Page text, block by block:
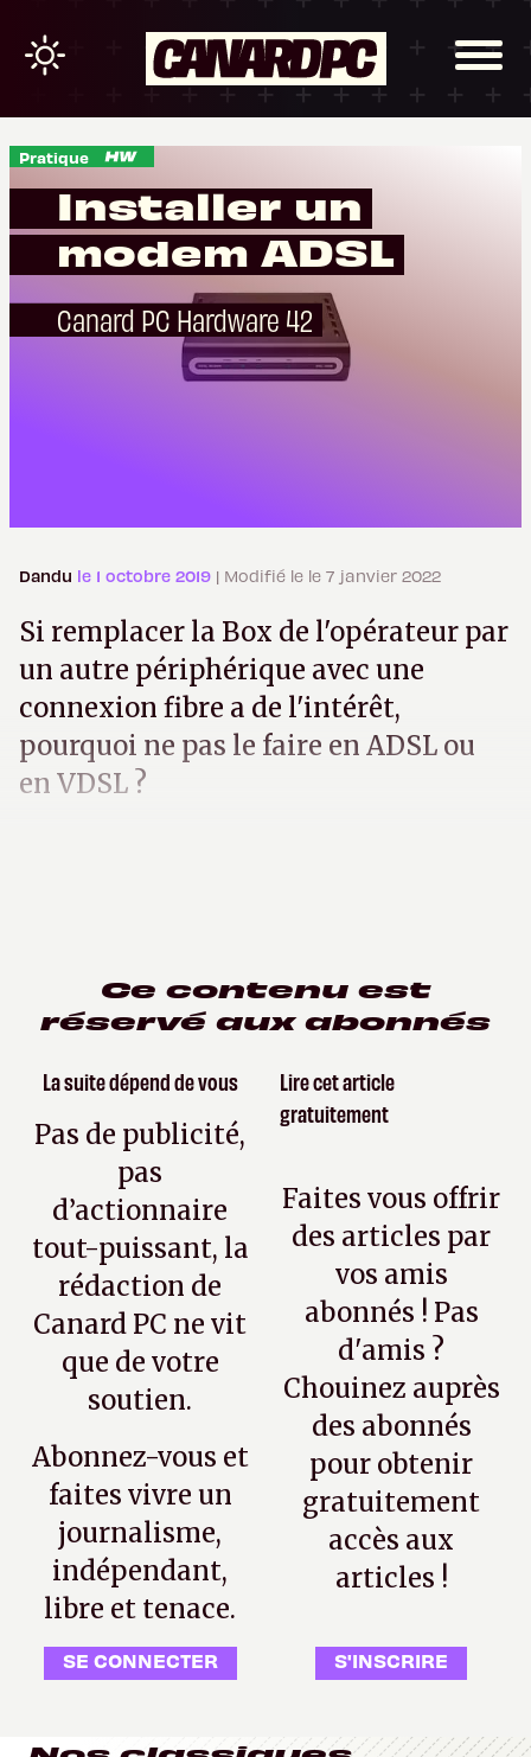
Pratique
Installer un
modem ADSL
Canard PC Hardware 42
Dandu le 1 octobre 2019 | Modifié le le 7 janvier 2022
Si remplacer la Box de l'opérateur par
un autre périphérique avec une
connexion fibre a de l'intérêt,
pourquoi ne pas le faire en ADSL ou
en VDSL ?
Ce contenu est
réservé aux abonnés
La suite dépend de vous
Pas de publicité,
pas
d’actionnaire
tout-puissant, la
rédaction de
Canard PC ne vit
que de votre
soutien.
Abonnez-vous et
faites vivre un
journalisme,
indépendant,
libre et tenace.
SE CONNECTER
Lire cet article
gratuitement
Faites vous offrir
des articles par
vos amis
abonnés ! Pas
d'amis ?
Chouinez auprès
des abonnés
pour obtenir
gratuitement
accès aux
articles !
S'INSCRIRE